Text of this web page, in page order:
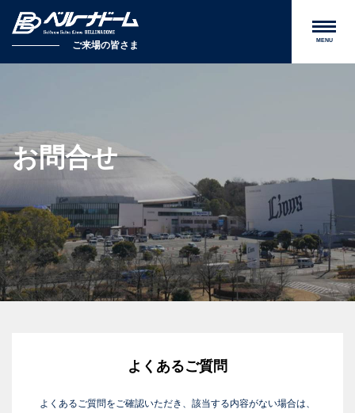
ご来場の皆さま MENU
お問合せ
よくあるご質問
よくあるご質問をご確認いただき、該当する内容がない場合は、